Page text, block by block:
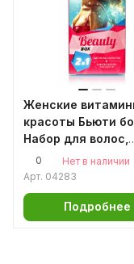
Женские
красоты Бьюти
Набор для волос,
ногтей и кожи
0
Нет в наличии
Арт. 04283
Подробнее